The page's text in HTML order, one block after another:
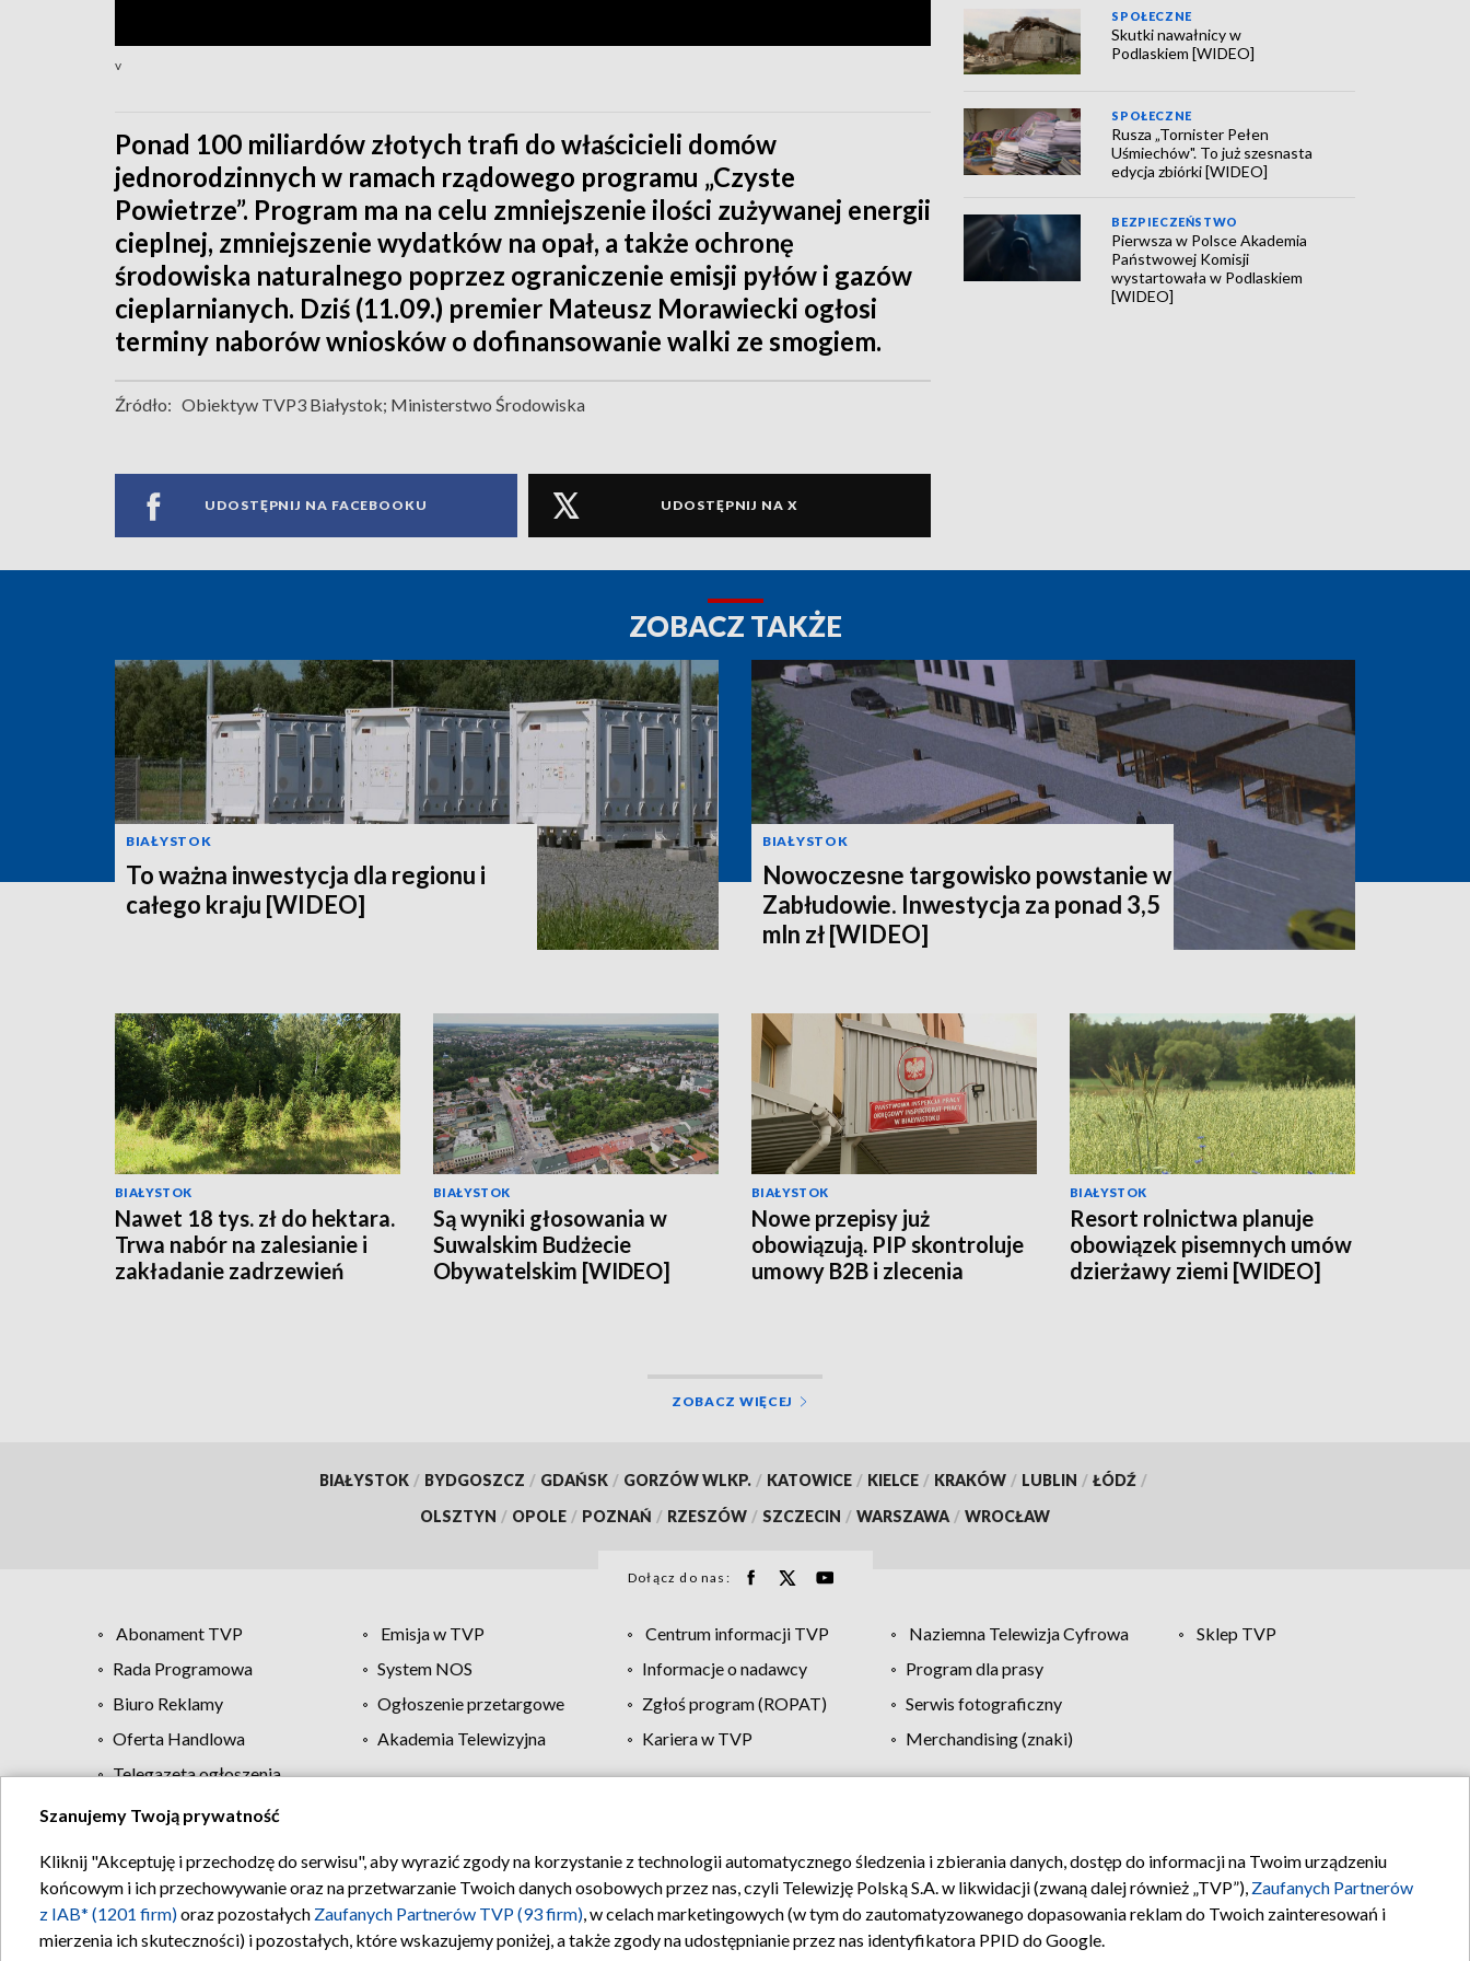
v
Ponad 100 miliardów złotych trafi do właścicieli domów
jednorodzinnych w ramach rządowego programu „Czyste
Powietrze”. Program ma na celu zmniejszenie ilości zużywanej energii
cieplnej, zmniejszenie wydatków na opał, a także ochronę
środowiska naturalnego poprzez ograniczenie emisji pyłów i gazów
cieplarnianych. Dziś (11.09.) premier Mateusz Morawiecki ogłosi
terminy naborów wniosków o dofinansowanie walki ze smogiem.
Źródło: Obiektyw TVP3 Białystok; Ministerstwo Środowiska
UDOSTĘPNIJ NA FACEBOOKU UDOSTĘPNIJ NA X
SPOŁECZNE
Skutki nawałnicy w
Podlaskiem [WIDEO]
SPOŁECZNE
Rusza „Tornister Pełen
Uśmiechów". To już szesnasta
edycja zbiórki [WIDEO]
BEZPIECZEŃSTWO
Pierwsza w Polsce Akademia
Państwowej Komisji
wystartowała w Podlaskiem
[WIDEO]
ZOBACZ TAKŻE
BIAŁYSTOK
To ważna inwestycja dla regionu i
całego kraju [WIDEO]
BIAŁYSTOK
Nowoczesne targowisko powstanie w
Zabłudowie. Inwestycja za ponad 3,5
mln zł [WIDEO]
BIAŁYSTOK
Nawet 18 tys. zł do hektara.
Trwa nabór na zalesianie i
zakładanie zadrzewień
BIAŁYSTOK
Są wyniki głosowania w
Suwalskim Budżecie
Obywatelskim [WIDEO]
BIAŁYSTOK
Nowe przepisy już
obowiązują. PIP skontroluje
umowy B2B i zlecenia
BIAŁYSTOK
Resort rolnictwa planuje
obowiązek pisemnych umów
dzierżawy ziemi [WIDEO]
ZOBACZ WIĘCEJ
BIAŁYSTOK / BYDGOSZCZ / GDAŃSK / GORZÓW WLKP. / KATOWICE / KIELCE / KRAKÓW / LUBLIN / ŁÓDŹ /
OLSZTYN / OPOLE / POZNAŃ / RZESZÓW / SZCZECIN / WARSZAWA / WROCŁAW
Dołącz do nas:
Abonament TVP Emisja w TVP Centrum informacji TVP Naziemna Telewizja Cyfrowa
Sklep TVP
Rada Programowa
System NOS Informacje o nadawcy
Program dla prasy
Biuro Reklamy
Ogłoszenie przetargowe Zgłoś program (ROPAT)
Serwis fotograficzny
Oferta Handlowa
Akademia Telewizyjna Kariera w TVP
Merchandising (znaki)
Telegazeta ogłoszenia
Regulamin TVP Polityka prywatności Moje zgody Pomoc Biuro reklamy Kontakt
Szanujemy Twoją prywatność
Kliknij "Akceptuję i przechodzę do serwisu", aby wyrazić zgody na korzystanie z technologii automatycznego śledzenia i zbierania danych, dostęp do informacji na Twoim urządzeniu
końcowym i ich przechowywanie oraz na przetwarzanie Twoich danych osobowych przez nas, czyli Telewizję Polską S.A. w likwidacji (zwaną dalej również „TVP”), Zaufanych Partnerów
z IAB* (1201 firm)oraz pozostałych Zaufanych Partnerów TVP (93 firm), w celach marketingowych (w tym do zautomatyzowanego dopasowania reklam do Twoich zainteresowań i
mierzenia ich skuteczności) i pozostałych, które wskazujemy poniżej, a także zgody na udostępnianie przez nas identyfikatora PPID do Google.